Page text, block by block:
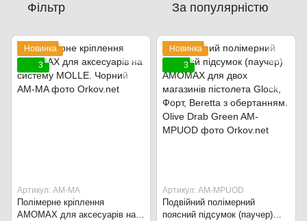
Фільтр За популярністю
Новинка
3
Артикул: AM-MA
Полімерне кріплення
AMOMAX для аксесуарів на
Новинка
3
Артикул: AM-MPUOD
Подвійний полімерний
поясний підсумок (паучер)